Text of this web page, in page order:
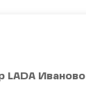
LADA Иваново